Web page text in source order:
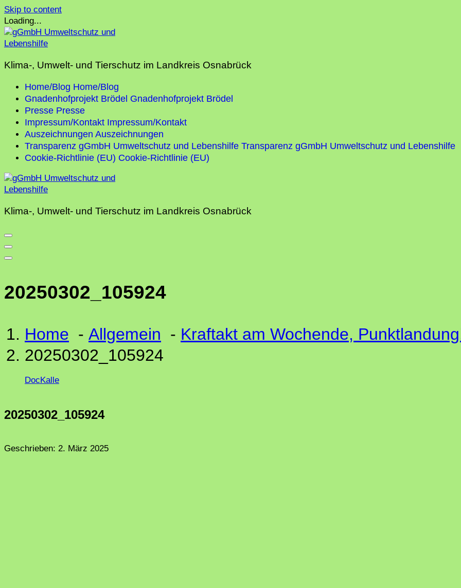
Skip to content
Loading...
Klima-, Umwelt- und Tierschutz im Landkreis Osnabrück
Home/Blog Home/Blog
Gnadenhofprojekt Brödel Gnadenhofprojekt Brödel
Presse Presse
Impressum/Kontakt Impressum/Kontakt
Auszeichnungen Auszeichnungen
Transparenz gGmbH Umweltschutz und Lebenshilfe Transparenz gGmbH Umweltschutz und Lebenshilfe
Cookie-Richtlinie (EU) Cookie-Richtlinie (EU)
Klima-, Umwelt- und Tierschutz im Landkreis Osnabrück
20250302_105924
Home - Allgemein - Kraftakt am Wochende,
20250302_105924
DocKalle
20250302_105924
Geschrieben: 2. März 2025